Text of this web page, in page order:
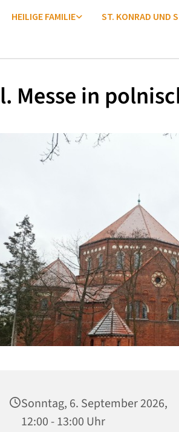
HEILIGE FAMILIE ST. KONRAD UND
Messe in
Sonntag, 6. September 2026,
12:00 - 13:00 Uhr